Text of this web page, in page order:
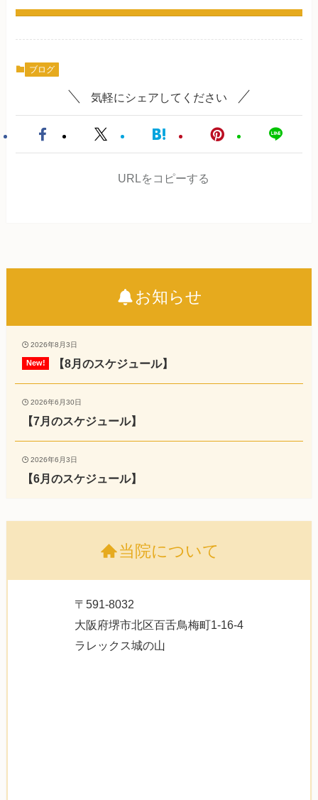
ブログ
気軽にシェアしてください
URLをコピーする
お知らせ
2026年8月3日
【8月のスケジュール】
2026年6月30日
【7月のスケジュール】
2026年6月3日
【6月のスケジュール】
当院について
〒591-8032
大阪府堺市北区百舌鳥梅町1-16-4
ラレックス城の山